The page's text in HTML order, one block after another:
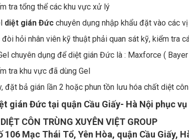
tra tổng thể các khu vực xử lý
diệt gián Đức chuyên dụng nhập khẩu đặt vào các
đòi hỏi nhân viên kỹ thuật phải quan sát kỹ, kiểm tra
chuyên dụng để diệt gián Đức là : Maxforce (
tra khu vực đã dùng Gel
đặt bả gián lần 2 hoặc phun tồn lưu hóa chất diệt
gián Đức tại quận Cầu Giấy- Hà Nội phục
CÔN TRÙNG XUYÊN VIỆT GROUP
106 Mạc Thái Tổ, Yên Hòa, quận Cầu Giấy,